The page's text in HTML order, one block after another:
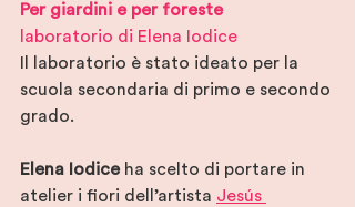
Per giardini e per foreste
laboratorio di Elena Iodice
Il laboratorio è stato ideato per la
scuola secondaria di primo e secondo
grado.
Elena Iodice ha scelto di portare in
atelier i fiori dell’artista Jesús